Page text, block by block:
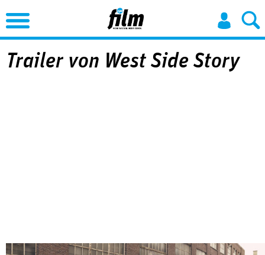
Jump to Navigation
Trailer von West Side Story